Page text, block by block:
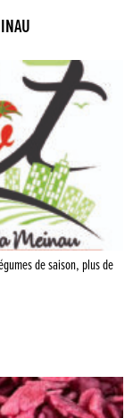
de saison, plus de